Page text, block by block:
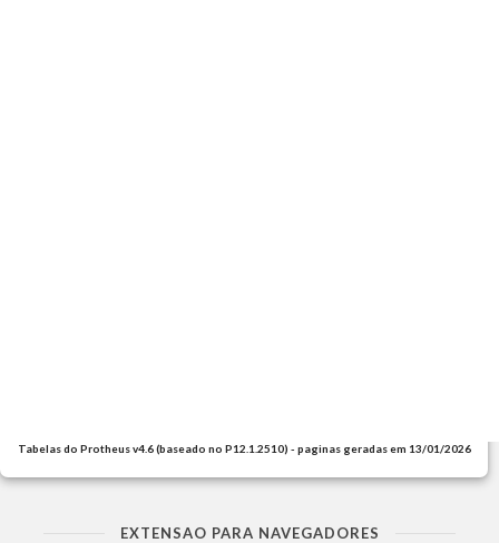
Tabelas do Protheus v4.6 (baseado no P12.1.2510) - paginas geradas em 13/01/2026
EXTENSAO PARA NAVEGADORES